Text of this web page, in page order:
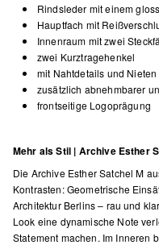
Rindsleder mit einem
Hauptfach mit
Innenraum mit zwei
zwei Kurztragehenkel
mit Nahtdetails und Nieten
zusätzlich abnehmbarer
frontseitige Logoprägung
Mehr als Stil | Archive Esther
Die Archive Esther Satchel M
Kontrasten: Geometrische
Architektur Berlins – rau und
Look eine dynamische Note
Statement machen. Im Inneren